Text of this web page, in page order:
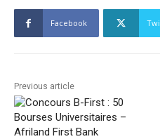
Facebook
Previous article